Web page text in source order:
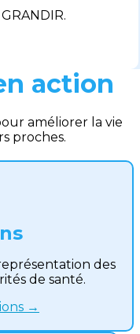
action
améliorer la vie
proches.
des
de santé.
→